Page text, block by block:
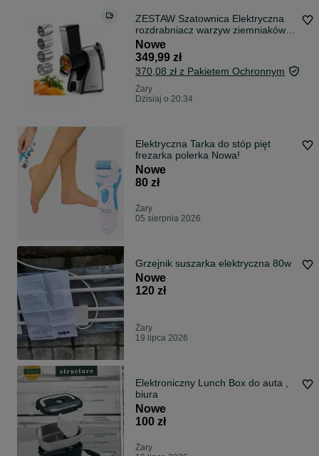
ZESTAW Szatownica Elektryczna
rozdrabniacz warzyw ziemniaków
owoców
Nowe
349,99 zł
370,08 zł z Pakietem Ochronnym
Żary
Dzisiaj o 20:34
Elektryczna Tarka do stóp pięt
frezarka polerka Nowa!
Nowe
80 zł
Żary
05 sierpnia 2026
Grzejnik suszarka elektryczna 80w
Nowe
120 zł
Żary
19 lipca 2026
Elektroniczny Lunch Box do auta ,
biura
Nowe
100 zł
Żary